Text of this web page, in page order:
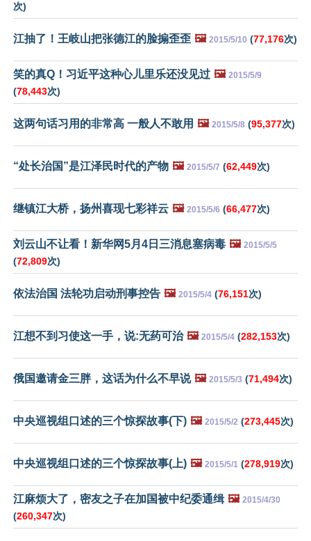
次)
江抽了！王岐山把张德江的脸搧歪歪 🖼️ 2015/5/10 (77,176次)
笑的真Q！习近平这种心儿里乐还没见过 🖼️ 2015/5/9
(78,443次)
这两句话习用的非常高 一般人不敢用 🖼️ 2015/5/8 (95,377次)
“处长治国”是江泽民时代的产物 🖼️ 2015/5/7 (62,449次)
继镇江大桥，扬州喜现七彩祥云 🖼️ 2015/5/6 (66,477次)
刘云山不让看！新华网5月4日三消息塞病毒 🖼️ 2015/5/5
(72,809次)
依法治国 法轮功启动刑事控告 🖼️ 2015/5/4 (76,151次)
江想不到习使这一手，说:无药可治 🖼️ 2015/5/4 (282,153次)
俄国邀请金三胖，这话为什么不早说 🖼️ 2015/5/3 (71,494次)
中央巡视组口述的三个惊探故事(下) 🖼️ 2015/5/2 (273,445次)
中央巡视组口述的三个惊探故事(上) 🖼️ 2015/5/1 (278,919次)
江麻烦大了，密友之子在加国被中纪委通缉 🖼️ 2015/4/30
(260,347次)